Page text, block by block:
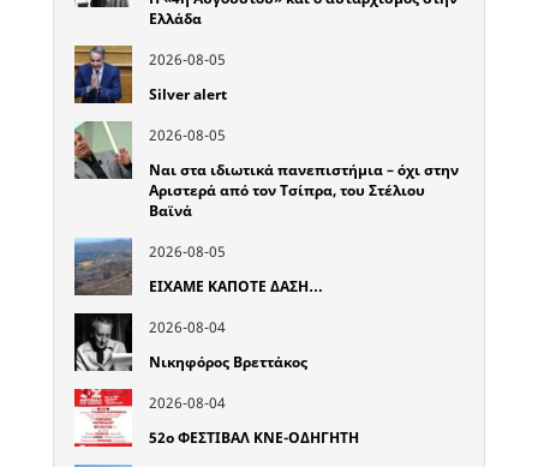
Ελλάδα
2026-08-05
Silver alert
2026-08-05
Ναι στα ιδιωτικά πανεπιστήμια – όχι στην
Αριστερά από τον Τσίπρα, του Στέλιου
Βαϊνά
2026-08-05
ΕΙΧΑΜΕ ΚΑΠΟΤΕ ΔΑΣΗ…
2026-08-04
Νικηφόρος Βρεττάκος
2026-08-04
52o ΦΕΣΤΙΒΑΛ ΚΝΕ-ΟΔΗΓΗΤΗ